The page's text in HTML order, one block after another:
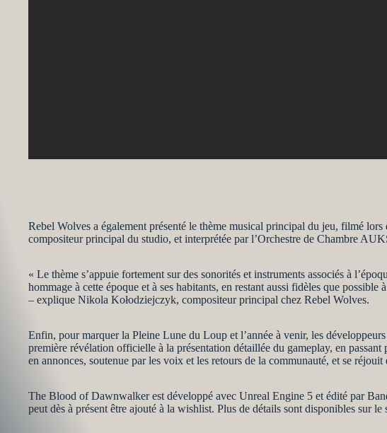
Rebel Wolves a également présenté le thème musical principal du jeu, filmé
compositeur principal du studio, et interprétée par l’Orchestre de Chambre
« Le thème s’appuie fortement sur des sonorités et instruments associés à
hommage à cette époque et à ses habitants, en restant aussi fidèles que possible
– explique Nikola Kołodziejczyk, compositeur principal chez Rebel Wolves.
Enfin, pour marquer la Pleine Lune du Loup et l’année à venir, les
première révélation officielle à la présentation détaillée du gameplay, en
en annonces, soutenue par les voix et les retours de la communauté, et se
The Blood of Dawnwalker est développé avec Unreal Engine 5 et édité par
peut dès à présent être ajouté à la wishlist. Plus de détails sont disponibles sur